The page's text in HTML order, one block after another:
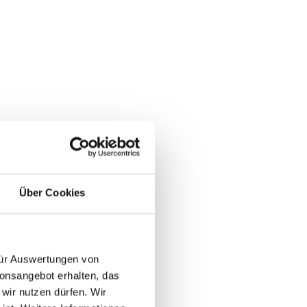
Über Cookies
Auswertungen von
erhalten, das
nutzen dürfen. Wir
S2) inkl.